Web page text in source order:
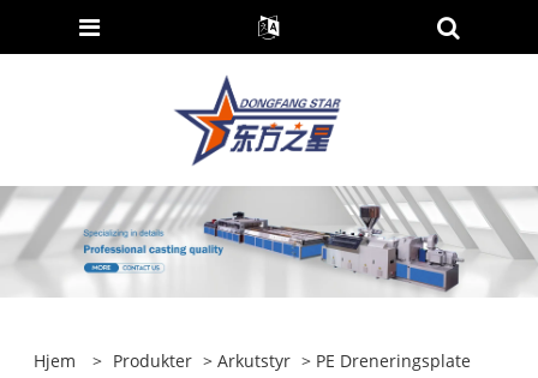
Hjem > Produkter >Arkutstyr > PE Dreneringsplate